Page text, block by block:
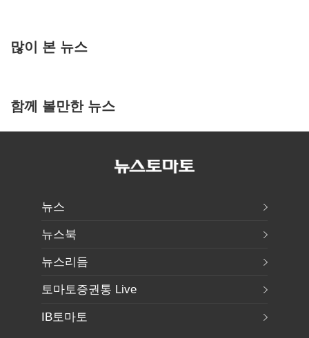
많이 본 뉴스
함께 볼만한 뉴스
뉴스
뉴스북
뉴스리듬
토마토증권통 Live
IB토마토